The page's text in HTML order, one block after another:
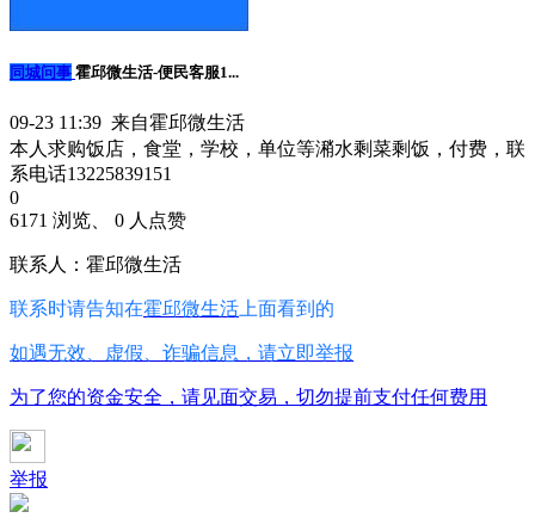
同城问事 霍邱微生活-便民客服1...
09-23 11:39 来自霍邱微生活
本人求购饭店，食堂，学校，单位等潲水剩菜剩饭，付费，联
系电话13225839151
0
6171 浏览、 0 人点赞
联系人：霍邱微生活
联系时请告知在霍邱微生活 上面看到的
如遇无效、虚假、诈骗信息，请立即举报
为了您的资金安全，请见面交易，切勿提前支付任何费用
举报